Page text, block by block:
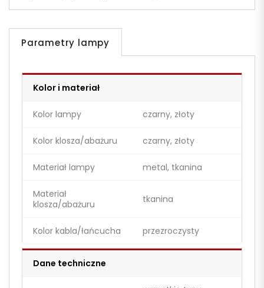
Parametry lampy
Kolor i materiał
Kolor lampy czarny, złoty
Kolor klosza/abażuru czarny, złoty
Materiał lampy metal, tkanina
Materiał
klosza/abażuru
tkanina
Kolor kabla/łańcucha przezroczysty
Dane techniczne